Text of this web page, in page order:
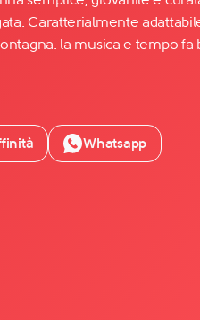
Caratterialmente
la musica e tempo fa
Whatsapp